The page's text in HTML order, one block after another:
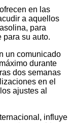
en las
a aquellos
para
para su auto.
un comunicado
durante
dos semanas
en el
ajustes al
influye